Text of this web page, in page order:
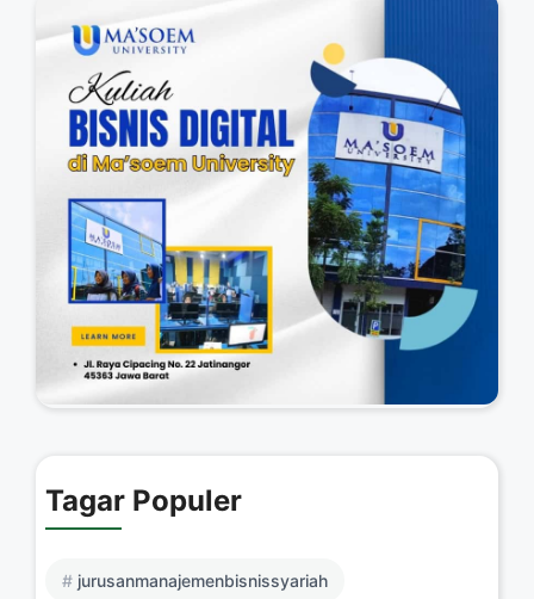
Tagar Populer
jurusanmanajemenbisnissyariah